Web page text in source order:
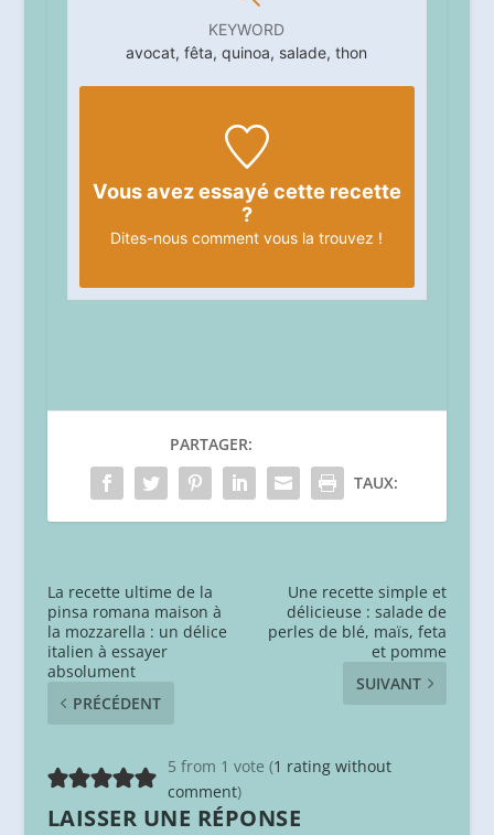
KEYWORD
avocat, fêta, quinoa, salade, thon
Vous avez essayé cette recette
?
Dites-nous comment vous la trouvez !
PARTAGER:
TAUX:
La recette ultime de la
pinsa romana maison à
la mozzarella : un délice
italien à essayer
absolument
PRÉCÉDENT
Une recette simple et
délicieuse : salade de
perles de blé, maïs, feta
et pomme
SUIVANT
5 from 1 vote (1 rating without
comment)
LAISSER UNE RÉPONSE